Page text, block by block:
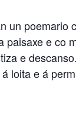
un poemario
e co
e
loita e á